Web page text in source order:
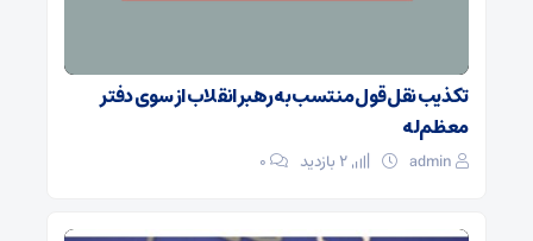
تکذیب نقل قول منتسب به رهبر انقلاب از سوی دفتر
معظم‌له
admin ۰